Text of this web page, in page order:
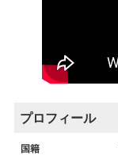
プロフィール
国籍